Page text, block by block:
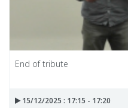
End of tribute
15/12/2025 : 17:15 - 17:20